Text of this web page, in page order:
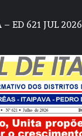
ED 621 JUL 2026